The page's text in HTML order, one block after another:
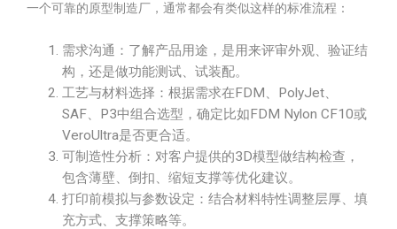
一个可靠的原型制造厂，通常都会有类似这样的标准流程：
需求沟通：了解产品用途，是用来评审外观、验证结
构，还是做功能测试、试装配。
工艺与材料选择：根据需求在FDM、PolyJet、
SAF、P3中组合选型，确定比如FDM Nylon CF10或
VeroUltra是否更合适。
可制造性分析：对客户提供的3D模型做结构检查，
包含薄壁、倒扣、缩短支撑等优化建议。
打印前模拟与参数设定：结合材料特性调整层厚、填
充方式、支撑策略等。